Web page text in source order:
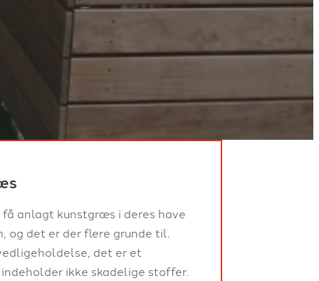
anlagt kunstgræs i deres have
og det er der flere grunde til.
det er et
ikke skadelige stoffer.